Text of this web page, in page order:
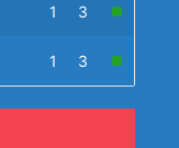
1 3
1 3